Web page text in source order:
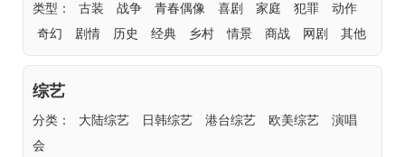
类型：
古装 战争 青春偶像 喜剧 家庭 犯罪
动作
奇幻
剧情 历史 经典 乡村 情景 商战 网剧 其他
综艺
分类： 大陆综艺 日韩综艺 港台综艺 欧美综艺
演唱
会